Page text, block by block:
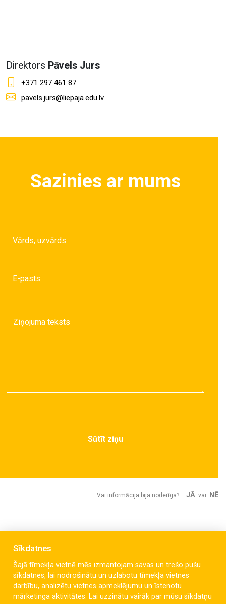
Direktors Pāvels Jurs
+371 297 461 87
pavels.jurs@liepaja.edu.lv
Sazinies ar mums
Sūtīt ziņu
Vai informācija bija noderīga? JĀ vai NĒ
Sīkdatnes
Šajā tīmekļa vietnē mēs izmantojam savas un trešo pušu
sīkdatnes, lai nodrošinātu un uzlabotu tīmekļa vietnes
darbību, analizētu vietnes apmeklējumu un īstenotu
mārketinga aktivitātes. Lai uzzinātu vairāk par mūsu sīkdatņu